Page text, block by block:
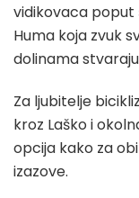
vidikovaca
Huma koja zvuk
dolinama
Za ljubitelje
kroz Laško i
opcija kako za
izazove.